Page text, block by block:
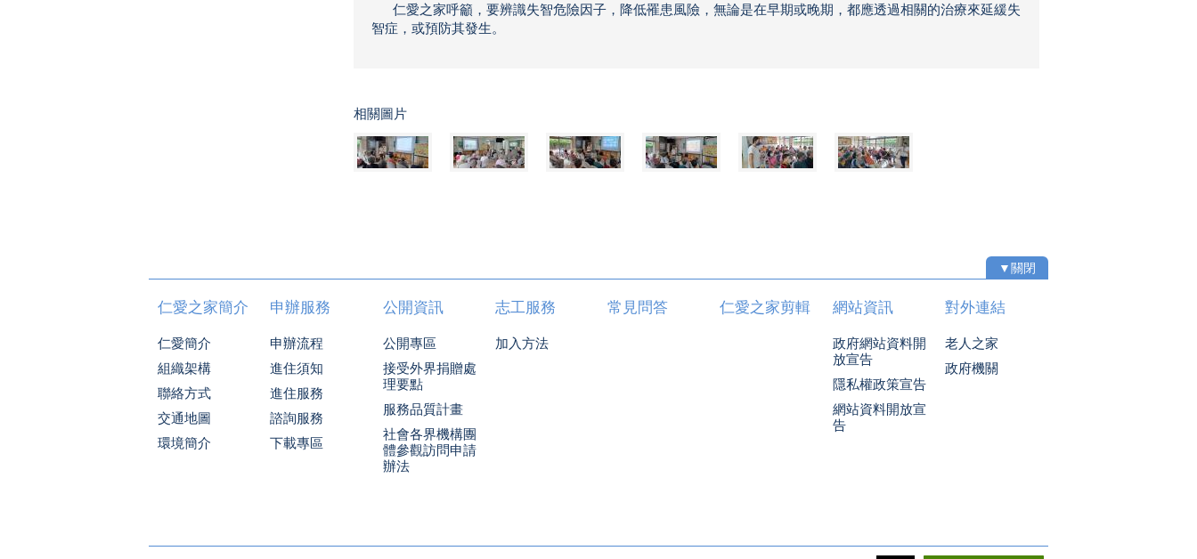
仁愛之家呼籲，要辨識失智危險因子，降低罹患風險，無論是在早期或晚期，都應透過相關的治療來延緩失
智症，或預防其發生。
相關圖片
▼關閉
仁愛之家簡介
仁愛簡介
組織架構
聯絡方式
交通地圖
環境簡介
申辦服務
申辦流程
進住須知
進住服務
諮詢服務
下載專區
公開資訊
公開專區
接受外界捐贈處
理要點
服務品質計畫
社會各界機構團
體參觀訪問申請
辦法
志工服務
加入方法
常見問答 仁愛之家剪輯 網站資訊
政府網站資料開
放宣告
隱私權政策宣告
網站資料開放宣
告
對外連結
老人之家
政府機關